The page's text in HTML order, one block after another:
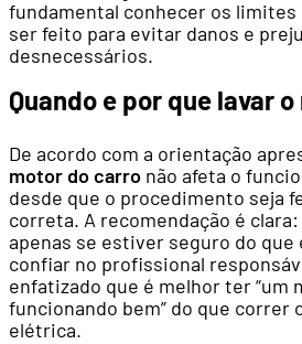
fundamental conhecer os limites
ser feito para evitar danos e
desnecessários.
Quando e por que lavar
De acordo com a orientação
motor do carro não afeta o
desde que o procedimento seja
correta. A recomendação é
apenas se estiver seguro do que
confiar no profissional
enfatizado que é melhor ter “um
funcionando bem” do que correr
elétrica.